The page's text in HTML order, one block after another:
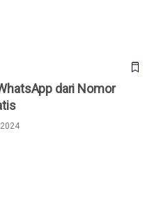
dari Nomor